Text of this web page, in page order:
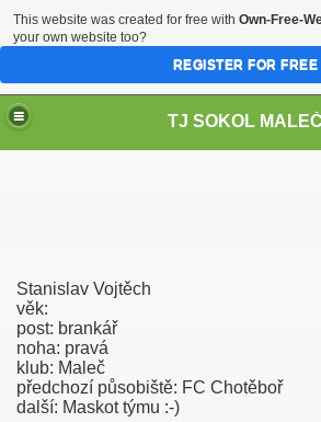
TJ SOKOL MALEČ
Stanislav Vojtěch
věk:
post: brankář
noha: pravá
klub: Maleč
předchozí působiště: FC Chotěboř
další: Maskot týmu :-)
This website was created for free with Own-Free-
your own website too?
REGISTER FOR FREE